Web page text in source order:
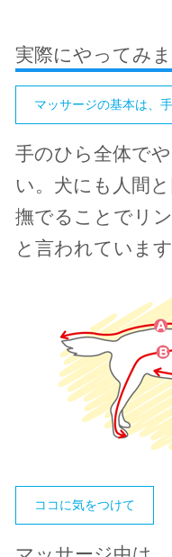
実際にやってみ
マッサージの基本は、
手のひら全体で
い。犬にも人間
撫でることでリ
と言われていま
ココに気をつけて